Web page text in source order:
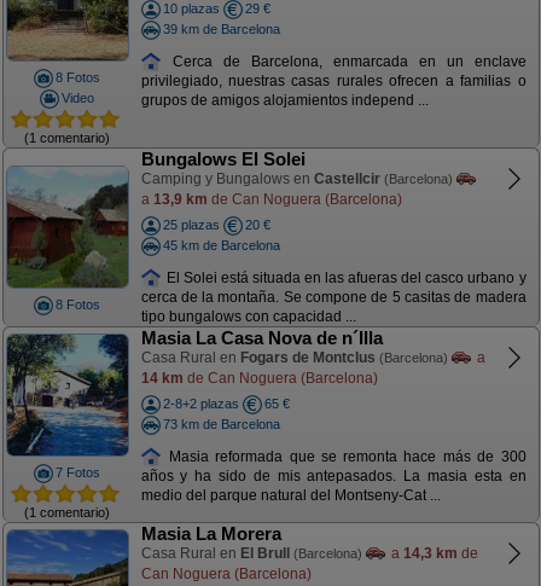
8 Fotos
Video
(1 comentario)
10 plazas
29 €
39 km de Barcelona
Cerca de Barcelona, enmarcada en un enclave
privilegiado, nuestras casas rurales ofrecen a familias o
grupos de amigos alojamientos independ ...
8 Fotos
Bungalows El Solei
Camping y Bungalows en Castellcir (Barcelona)
a 13,9 km de Can Noguera (Barcelona)
25 plazas
20 €
45 km de Barcelona
El Solei está situada en las afueras del casco urbano y
cerca de la montaña. Se compone de 5 casitas de madera
tipo bungalows con capacidad ...
7 Fotos
(1 comentario)
Masia La Casa Nova de n´Illa
Casa Rural en Fogars de Montclus (Barcelona)
a
14 km de Can Noguera (Barcelona)
2-8+2 plazas
65 €
73 km de Barcelona
Masia reformada que se remonta hace más de 300
años y ha sido de mis antepasados. La masia esta en
medio del parque natural del Montseny-Cat ...
Masia La Morera
Casa Rural en El Brull (Barcelona) a 14,3 km de
Can Noguera (Barcelona)